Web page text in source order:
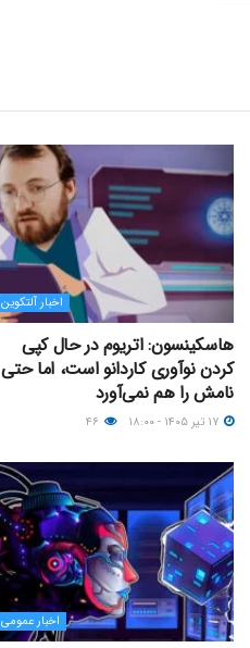
اخبار آلتکوین
هاسکینسون: اتریوم در حال کپی
کردن نوآوری کاردانو است، اما حتی
نامش را هم نمی‌آورد
اخبار عمومی